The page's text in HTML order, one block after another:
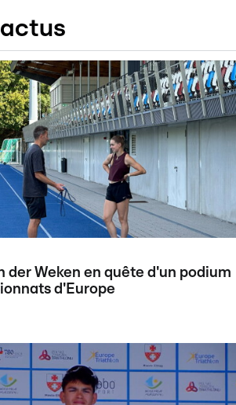
der Weken en quête d'un podium
d'Europe